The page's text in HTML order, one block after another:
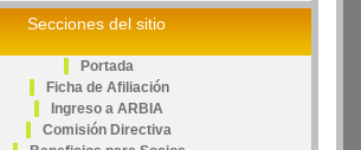
Secciones del sitio
Portada
Ficha de Afiliación
Ingreso a ARBIA
Comisión Directiva